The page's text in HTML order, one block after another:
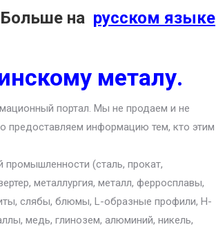
Больше на русском языке
металу.
портал. Мы не продаем и не
предоставляем информацию тем, кто этим
(сталь, прокат,
металлургия, металл, ферросплавы,
слябы, блюмы, L-образные профили, H-
медь, глинозем, алюминий, никель,